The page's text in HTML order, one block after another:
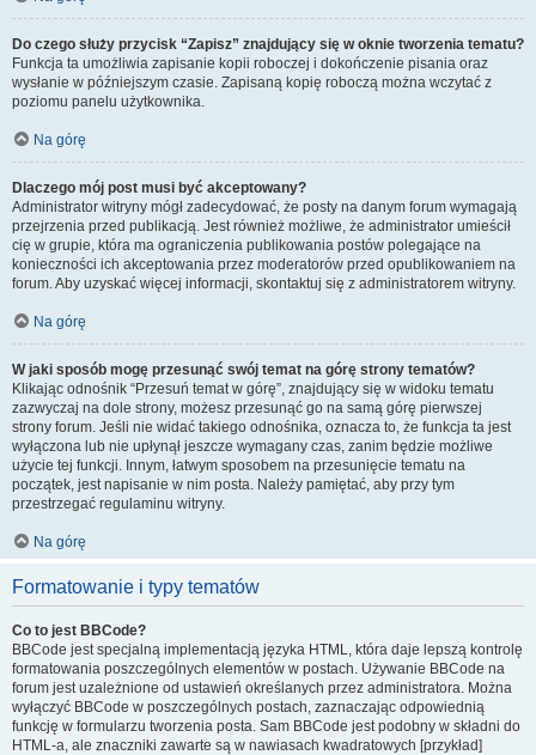
Do czego służy przycisk “Zapisz” znajdujący się w oknie tworzenia tematu?
Funkcja ta umożliwia zapisanie kopii roboczej i dokończenie pisania oraz
wysłanie w późniejszym czasie. Zapisaną kopię roboczą można wczytać z
poziomu panelu użytkownika.
Na górę
Dlaczego mój post musi być akceptowany?
Administrator witryny mógł zadecydować, że posty na danym forum wymagają
przejrzenia przed publikacją. Jest również możliwe, że administrator umieścił
cię w grupie, która ma ograniczenia publikowania postów polegające na
konieczności ich akceptowania przez moderatorów przed opublikowaniem na
forum. Aby uzyskać więcej informacji, skontaktuj się z administratorem witryny.
Na górę
W jaki sposób mogę przesunąć swój temat na górę strony tematów?
Klikając odnośnik “Przesuń temat w górę”, znajdujący się w widoku tematu
zazwyczaj na dole strony, możesz przesunąć go na samą górę pierwszej
strony forum. Jeśli nie widać takiego odnośnika, oznacza to, że funkcja ta jest
wyłączona lub nie upłynął jeszcze wymagany czas, zanim będzie możliwe
użycie tej funkcji. Innym, łatwym sposobem na przesunięcie tematu na
początek, jest napisanie w nim posta. Należy pamiętać, aby przy tym
przestrzegać regulaminu witryny.
Na górę
Formatowanie i typy tematów
Co to jest BBCode?
BBCode jest specjalną implementacją języka HTML, która daje lepszą kontrolę
formatowania poszczególnych elementów w postach. Używanie BBCode na
forum jest uzależnione od ustawień określanych przez administratora. Można
wyłączyć BBCode w poszczególnych postach, zaznaczając odpowiednią
funkcję w formularzu tworzenia posta. Sam BBCode jest podobny w składni do
HTML-a, ale znaczniki zawarte są w nawiasach kwadratowych [przykład]